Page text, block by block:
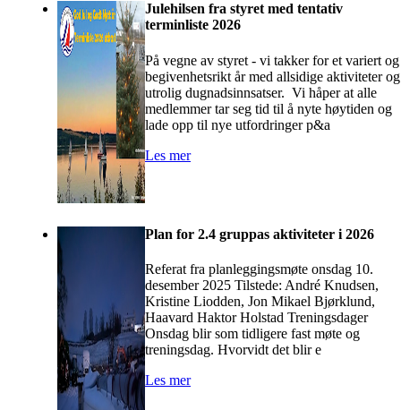
Julehilsen fra styret med tentativ
terminliste 2026
På vegne av styret - vi takker for et variert og
begivenhetsrikt år med allsidige aktiviteter og
utrolig dugnadsinnsatser. Vi håper at alle
medlemmer tar seg tid til å nyte høytiden og
lade opp til nye utfordringer p&a
Les mer
Plan for 2.4 gruppas aktiviteter i 2026
Referat fra planleggingsmøte onsdag 10.
desember 2025 Tilstede: André Knudsen,
Kristine Liodden, Jon Mikael Bjørklund,
Haavard Haktor Holstad Treningsdager
Onsdag blir som tidligere fast møte og
treningsdag. Hvorvidt det blir e
Les mer